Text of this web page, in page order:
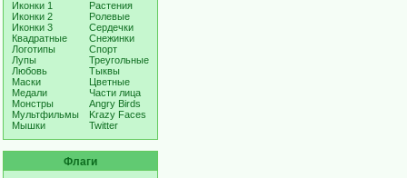
Иконки 1
Иконки 2
Иконки 3
Квадратные
Логотипы
Лупы
Любовь
Маски
Медали
Монстры
Мультфильмы
Мышки
Растения
Ролевые
Сердечки
Снежинки
Спорт
Треугольные
Тыквы
Цветные
Части лица
Angry Birds
Krazy Faces
Twitter
Флаги